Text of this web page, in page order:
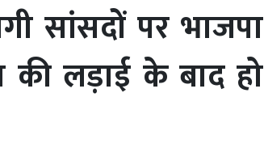
सांसदों पर भाजपा
की लड़ाई के बाद हो